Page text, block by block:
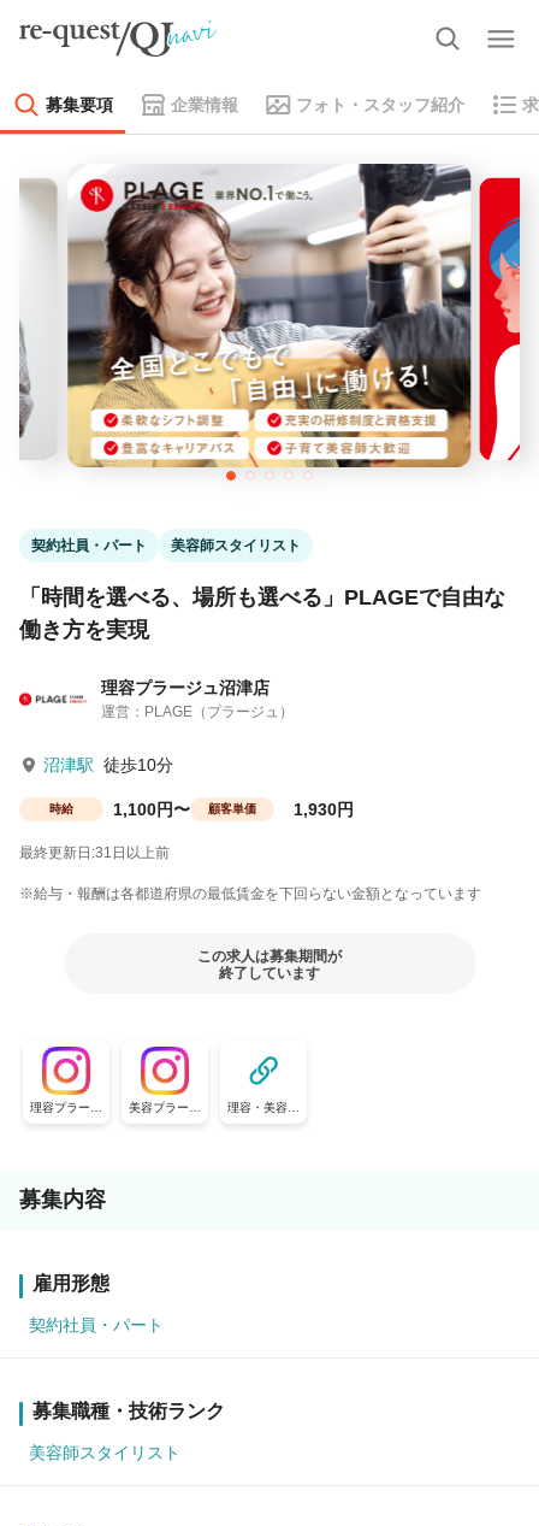
募集要項 企業情報 フォト・スタッフ紹介
契約社員・パート 美容師スタイリスト
「時間を選べる、場所も選べる」PLAGEで自由な
働き方を実現
理容プラージュ沼津店
運営：PLAGE（プラージュ）
沼津駅 徒歩10分
時給 1,100円〜 顧客単価 1,930円
最終更新日:31日以上前
※給与・報酬は各都道府県の最低賃金を下回らない金額となっています
この求人は募集期間が
終了しています
理容プラージ
ュ【公式採用
美容プラージ
ュ【公式採用
理容・美容プ
ラージュ【公
募集内容
雇用形態
契約社員・パート
募集職種・技術ランク
美容師スタイリスト